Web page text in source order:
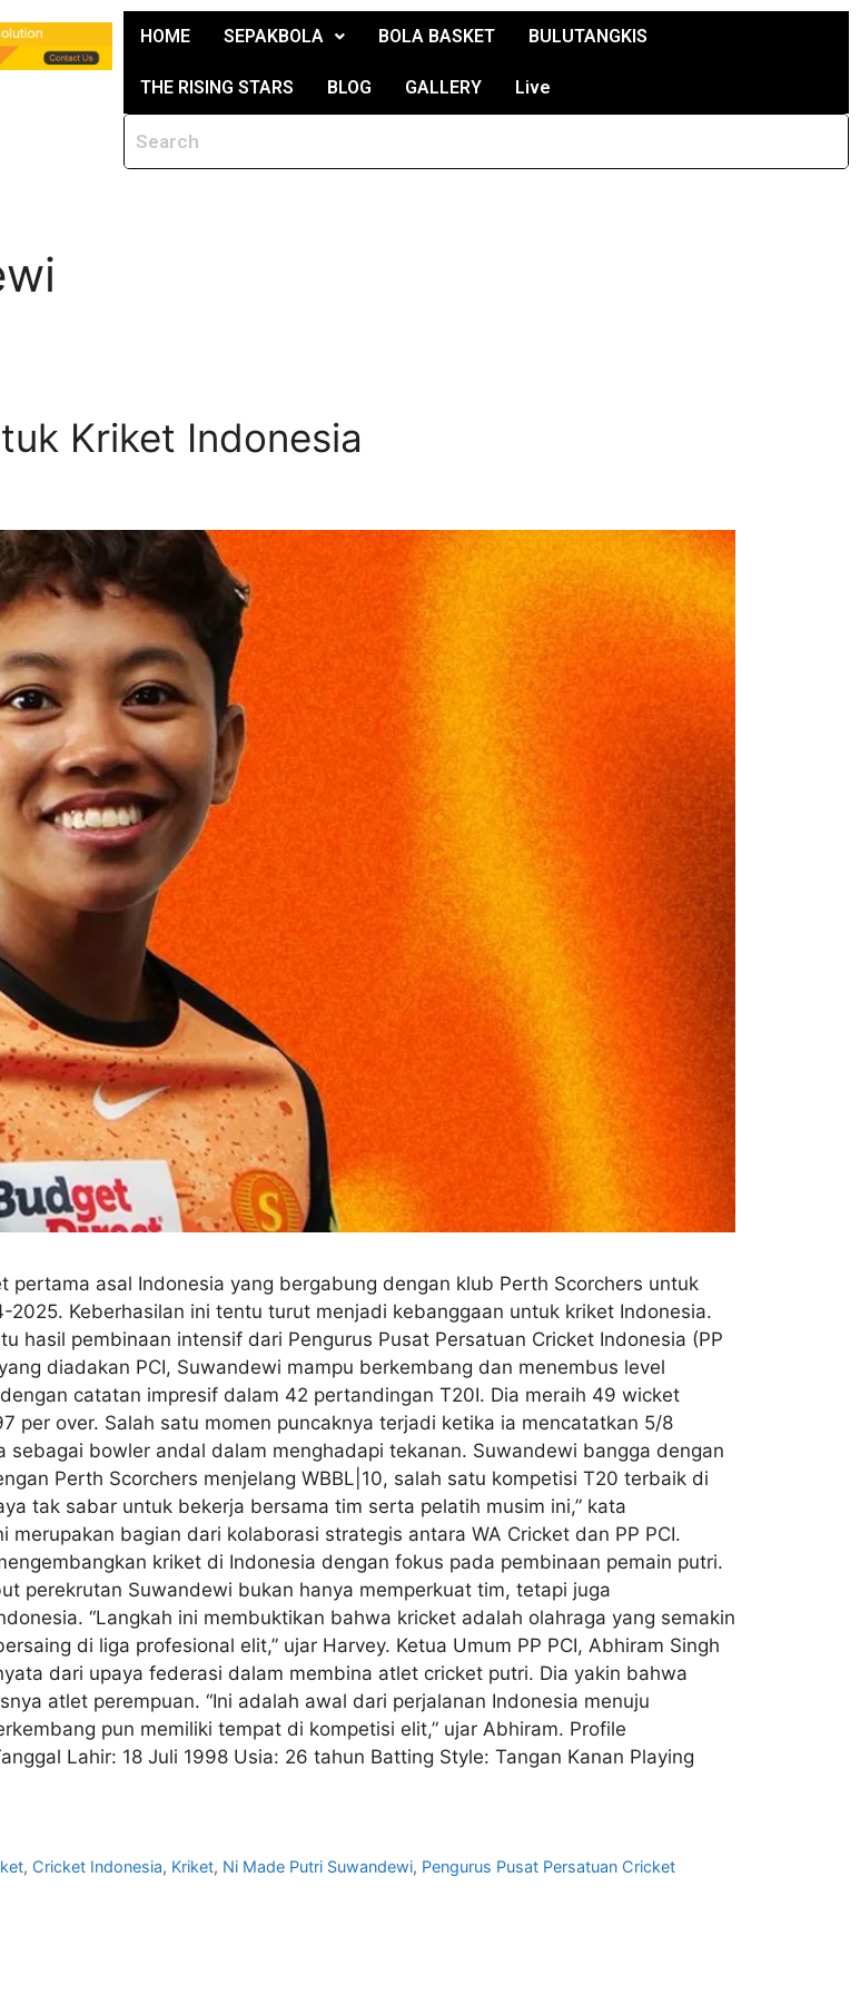
HOME SEPAKBOLA BOLA BASKET BULUTANGKIS
THE RISING STARS BLOG GALLERY Live
Kriket Indonesia
asal Indonesia yang bergabung dengan klub Perth Scorchers untuk
2025. Keberhasilan ini tentu turut menjadi kebanggaan untuk kriket Indonesia.
hasil pembinaan intensif dari Pengurus Pusat Persatuan Cricket Indonesia (PP
diadakan PCI, Suwandewi mampu berkembang dan menembus level
catatan impresif dalam 42 pertandingan T20I. Dia meraih 49 wicket
per over. Salah satu momen puncaknya terjadi ketika ia mencatatkan 5/8
bowler andal dalam menghadapi tekanan. Suwandewi bangga dengan
Perth Scorchers menjelang WBBL|10, salah satu kompetisi T20 terbaik di
tak sabar untuk bekerja bersama tim serta pelatih musim ini,” kata
bagian dari kolaborasi strategis antara WA Cricket dan PP PCI.
kriket di Indonesia dengan fokus pada pembinaan pemain putri.
perekrutan Suwandewi bukan hanya memperkuat tim, tetapi juga
“Langkah ini membuktikan bahwa kricket adalah olahraga yang semakin
di liga profesional elit,” ujar Harvey. Ketua Umum PP PCI, Abhiram Singh
dari upaya federasi dalam membina atlet cricket putri. Dia yakin bahwa
atlet perempuan. “Ini adalah awal dari perjalanan Indonesia menuju
pun memiliki tempat di kompetisi elit,” ujar Abhiram. Profile
Lahir: 18 Juli 1998 Usia: 26 tahun Batting Style: Tangan Kanan Playing
, Cricket Indonesia, Kriket, Ni Made Putri Suwandewi, Pengurus Pusat Persatuan Cricket